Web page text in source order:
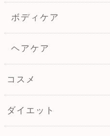
ボディケア
ヘアケア
コスメ
ダイエット